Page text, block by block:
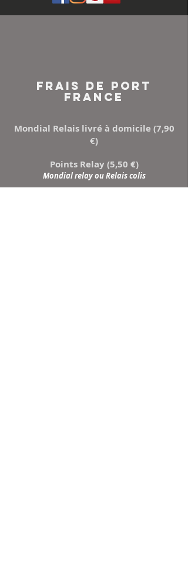
FRAIS DE PORT
FRANCE
Mondial Relais livré à domicile (7,90
€)
Points Relay (5,50 €)
Mondial relay ou Relais colis